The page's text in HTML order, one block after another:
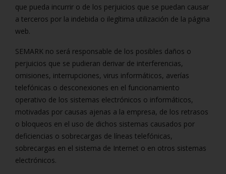
que pueda incurrir o de los perjuicios que se puedan causar
a terceros por la indebida o ilegítima utilización de la página
web.
SEMARK no será responsable de los posibles daños o
perjuicios que se pudieran derivar de interferencias,
omisiones, interrupciones, virus informáticos, averías
telefónicas o desconexiones en el funcionamiento
operativo de los sistemas electrónicos o informáticos,
motivadas por causas ajenas a la empresa, de los retrasos
o bloqueos en el uso de dichos sistemas causados por
deficiencias o sobrecargas de líneas telefónicas,
sobrecargas en el sistema de Internet o en otros sistemas
electrónicos.